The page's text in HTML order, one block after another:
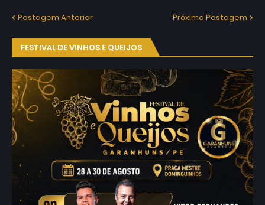
Postagem Anterior Próxima Postagem
FESTIVAL DE VINHOS E QUEIJOS